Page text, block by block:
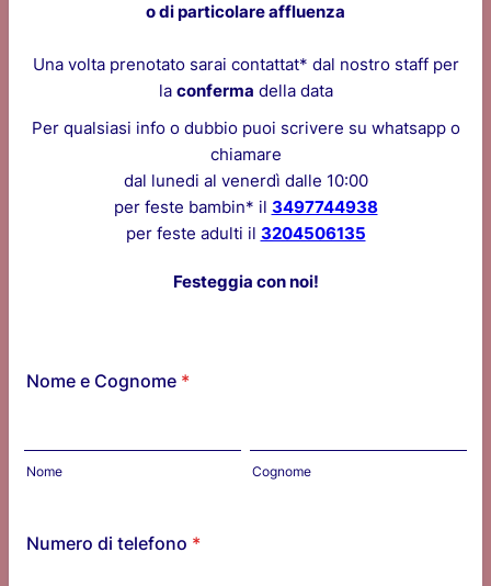
o di particolare affluenza
Una volta prenotato sarai contattat* dal nostro staff per
la conferma della data
Per qualsiasi info o dubbio puoi scrivere su whatsapp o
chiamare
dal lunedi al venerdì dalle 10:00
per feste bambin* il 3497744938
per feste adulti il 3204506135
Festeggia con noi!
Nome e Cognome *
Nome Cognome
Numero di telefono *